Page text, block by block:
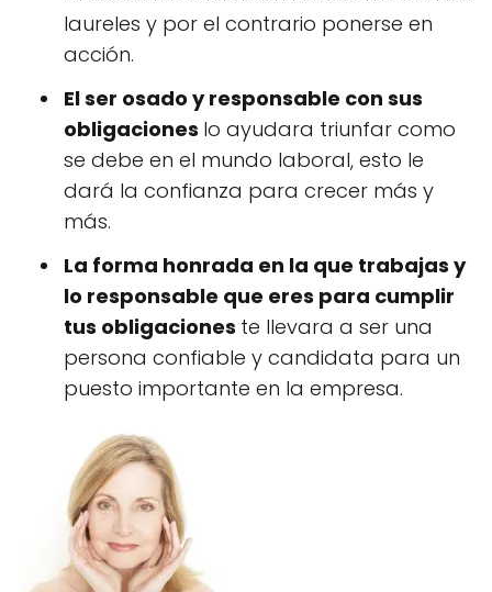
laureles y por el contrario ponerse en
acción.
El ser osado y responsable con sus
obligaciones lo ayudara triunfar como
se debe en el mundo laboral, esto le
dará la confianza para crecer más y
más.
La forma honrada en la que trabajas y
lo responsable que eres para cumplir
tus obligaciones te llevara a ser una
persona confiable y candidata para un
puesto importante en la empresa.